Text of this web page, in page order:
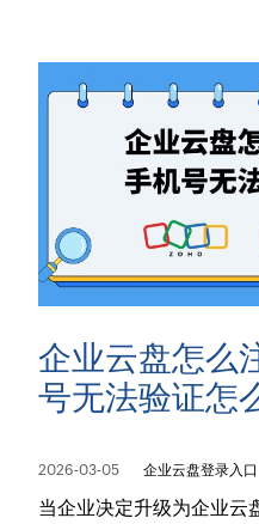
企业云盘怎么
号无法验证怎
2026-03-05 企业云盘登录入口
当企业决定升级为企业云